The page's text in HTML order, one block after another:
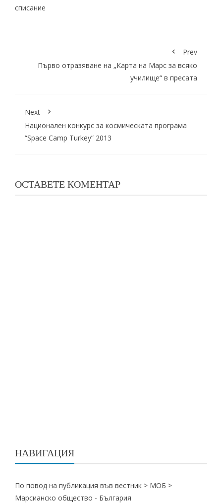
списание
Prev
Първо отразяване на „Карта на Марс за всяко
училище“ в пресата
Next
Национален конкурс за космическата програма
“Space Camp Turkey” 2013
ОСТАВЕТЕ КОМЕНТАР
НАВИГАЦИЯ
По повод на публикация във вестник > МОБ >
Марсианско общество - България